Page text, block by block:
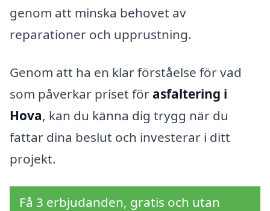
genom att minska behovet av
reparationer och upprustning.
Genom att ha en klar förståelse för vad
som påverkar priset för asfaltering i
Hova, kan du känna dig trygg när du
fattar dina beslut och investerar i ditt
projekt.
Få 3 erbjudanden, gratis och utan